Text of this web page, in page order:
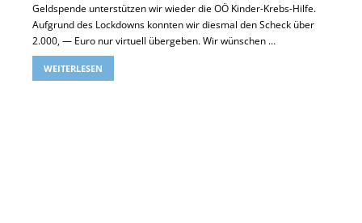
Geldspende unterstützen wir wieder die OÖ Kinder-Krebs-Hilfe.
Aufgrund des Lockdowns konnten wir diesmal den Scheck über
2.000, — Euro nur virtuell übergeben. Wir wünschen …
WEITERLESEN